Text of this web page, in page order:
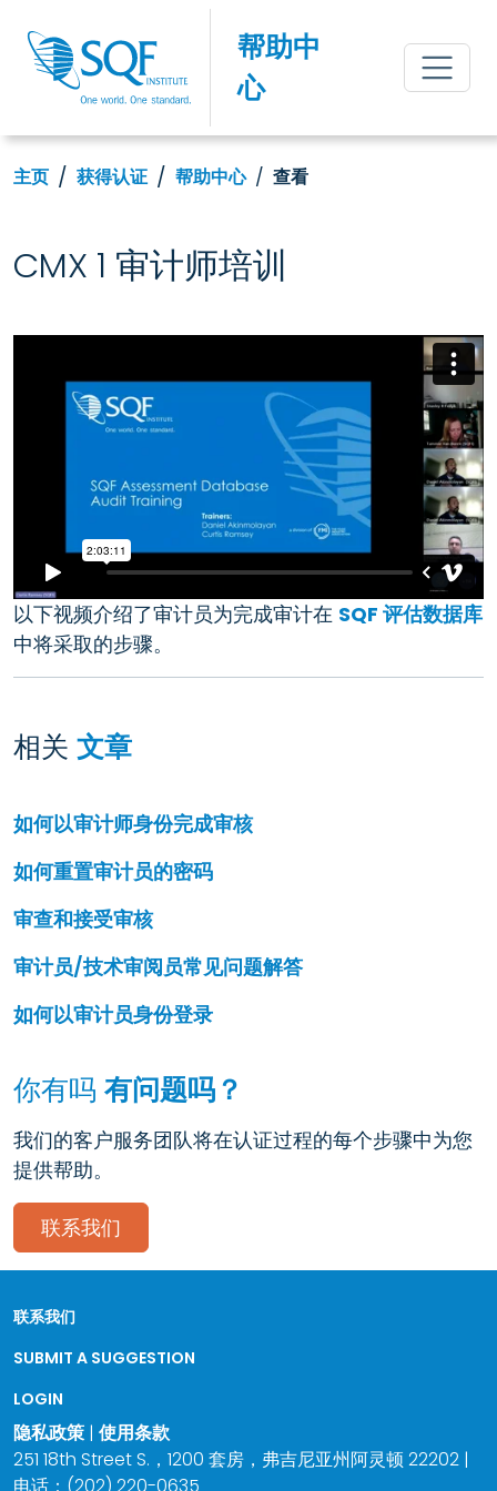
帮助中
心
主页 获得认证 帮助中心 查看
你有吗 有问题吗？
我们的客户服务团队将在认证过程的每个步骤中为您
提供帮助。
联系我们
CMX 1 审计师培训
以下视频介绍了审计员为完成审计在 SQF 评估数据库
中将采取的步骤。
相关 文章
如何以审计师身份完成审核
如何重置审计员的密码
审查和接受审核
审计员/技术审阅员常见问题解答
如何以审计员身份登录
联系我们
SUBMIT A SUGGESTION
LOGIN
隐私政策 | 使用条款
251 18th Street S.，1200 套房，弗吉尼亚州阿灵顿 22202 |
电话：(202) 220-0635